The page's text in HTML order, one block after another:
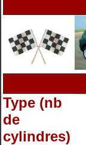
Type (nb
de
cylindres)